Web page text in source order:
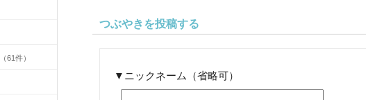
つぶやきを投稿する
ニックネーム（省略可）
（61件）